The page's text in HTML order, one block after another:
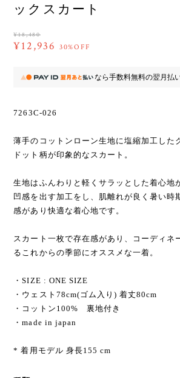
ックスカート
¥18,480
¥12,936 30%OFF
なら手数料無料の翌月払
7263C-026
薄手のコットンローン生地に塩縮加工した
ドット柄が印象的なスカート。
生地はふんわりと軽くサラッとした着心地
凹感を出す加工をし、肌離れが良く暑い時
感があり快適な着心地です。
スカート一枚で存在感があり、コーディネ
るこれからの季節にオススメな一着。
・SIZE : ONE SIZE
・ウェスト78cm(ゴム入り) 着丈80cm
・コットン100% 裏地付き
・made in japan
* 着用モデル 身長155 cm